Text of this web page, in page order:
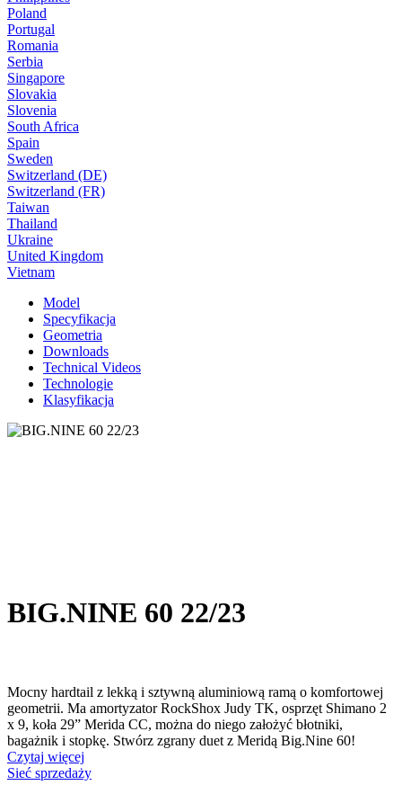
Poland
Portugal
Romania
Serbia
Singapore
Slovakia
Slovenia
South Africa
Spain
Sweden
Switzerland (DE)
Switzerland (FR)
Taiwan
Thailand
Ukraine
United Kingdom
Vietnam
Model
Specyfikacja
Geometria
Downloads
Technical Videos
Technologie
Klasyfikacja
BIG.NINE 60 22/23
Mocny hardtail z lekką i sztywną aluminiową ramą o komfortowej
geometrii. Ma amortyzator RockShox Judy TK, osprzęt Shimano 2
x 9, koła 29” Merida CC, można do niego założyć błotniki,
bagażnik i stopkę. Stwórz zgrany duet z Meridą Big.Nine 60!
Czytaj więcej
Sieć sprzedaży